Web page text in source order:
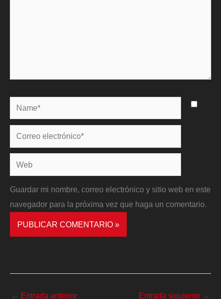
Name*
Correo
electrónico*
Web
Guardar mi nombre, correo electrónico y sitio web en este
navegador para la próxima vez que haga un comentario.
← Entrada anterior Entrada siguiente →